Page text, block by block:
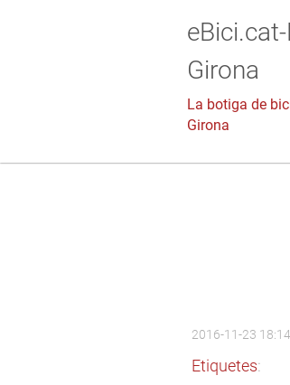
Girona
La botiga de
Girona
2016-11-23 18:14
Etiquetes: